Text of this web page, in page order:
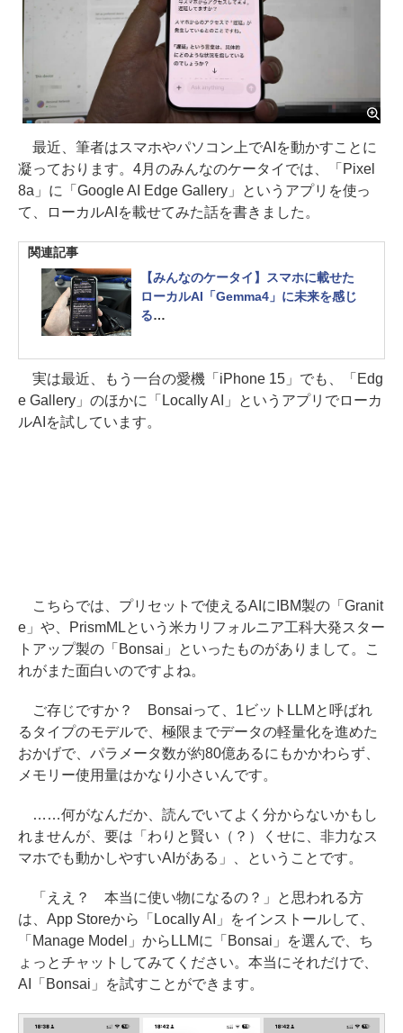
最近、筆者はスマホやパソコン上でAIを動かすことに
凝っております。4月のみんなのケータイでは、「Pixel
8a」に「Google AI Edge Gallery」というアプリを使っ
て、ローカルAIを載せてみた話を書きました。
関連記事
【みんなのケータイ】スマホに載せた
ローカルAI「Gemma4」に未来を感じ
る
実は最近、もう一台の愛機「iPhone 15」でも、「Edg
e Gallery」のほかに「Locally AI」というアプリでローカ
ルAIを試しています。
こちらでは、プリセットで使えるAIにIBM製の「Granit
e」や、PrismMLという米カリフォルニア工科大発スター
トアップ製の「Bonsai」といったものがありまして。こ
れがまた面白いのですよね。
ご存じですか？ Bonsaiって、1ビットLLMと呼ばれ
るタイプのモデルで、極限までデータの軽量化を進めた
おかげで、パラメータ数が約80億あるにもかかわらず、
メモリー使用量はかなり小さいんです。
……何がなんだか、読んでいてよく分からないかもし
れませんが、要は「わりと賢い（？）くせに、非力なス
マホでも動かしやすいAIがある」、ということです。
「ええ？ 本当に使い物になるの？」と思われる方
は、App Storeから「Locally AI」をインストールして、
「Manage Model」からLLMに「Bonsai」を選んで、ち
ょっとチャットしてみてください。本当にそれだけで、
AI「Bonsai」を試すことができます。